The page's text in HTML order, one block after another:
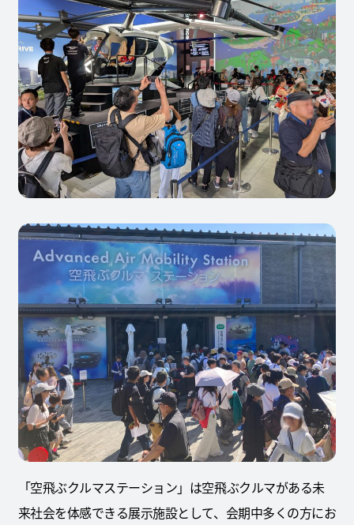
「空飛ぶクルマステーション」は空飛ぶクルマがある未
来社会を体感できる展示施設として、会期中多くの方にお